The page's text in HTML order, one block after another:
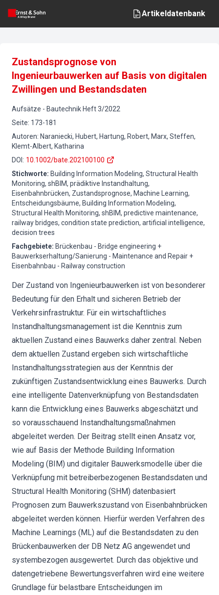
Artikeldatenbank
Zustandsprognose von
Ingenieurbauwerken auf Basis von digitalen
Zwillingen und Bestandsdaten
Aufsätze - Bautechnik Heft3/2022
Seite: 173-181
Autoren: Naraniecki, Hubert, Hartung, Robert, Marx, Steffen,
Klemt-Albert, Katharina
DOI : 10.1002/bate.202100100
Stichworte: Building Information Modeling, Structural Health
Monitoring, shBIM, prädiktive Instandhaltung,
Eisenbahnbrücken, Zustandsprognose, Machine Learning,
Entscheidungsbäume, Building Information Modeling,
Structural Health Monitoring, shBIM, predictive maintenance,
railway bridges, condition state prediction, artificial intelligence,
decision trees
Fachgebiete: Brückenbau - Bridge engineering +
Bauwerkserhaltung/Sanierung - Maintenance and Repair +
Eisenbahnbau - Railway construction
Der Zustand von Ingenieurbauwerken ist von besonderer
Bedeutung für den Erhalt und sicheren Betrieb der
Verkehrsinfrastruktur. Für ein wirtschaftliches
Instandhaltungsmanagement ist die Kenntnis zum
aktuellen Zustand eines Bauwerks daher zentral. Neben
dem aktuellen Zustand ergeben sich wirtschaftliche
Instandhaltungsstrategien aus der Kenntnis der
zukünftigen Zustandsentwicklung eines Bauwerks. Durch
eine intelligente Datenverknüpfung von Bestandsdaten
kann die Entwicklung eines Bauwerks abgeschätzt und
so vorausschauend Instandhaltungsmaßnahmen
abgeleitet werden. Der Beitrag stellt einen Ansatz vor,
wie auf Basis der Methode Building Information
Modeling (BIM) und digitaler Bauwerksmodelle über die
Verknüpfung mit betreiberbezogenen Bestandsdaten und
Structural Health Monitoring (SHM) datenbasiert
Prognosen zum Bauwerkszustand von Eisenbahnbrücken
abgeleitet werden können. Hierfür werden Verfahren des
Machine Learnings (ML) auf die Bestandsdaten zu den
Brückenbauwerken der DB Netz AG angewendet und
systembezogen ausgewertet. Durch das objektive und
datengetriebene Bewertungsverfahren wird eine weitere
Grundlage für belastbare Entscheidungen im